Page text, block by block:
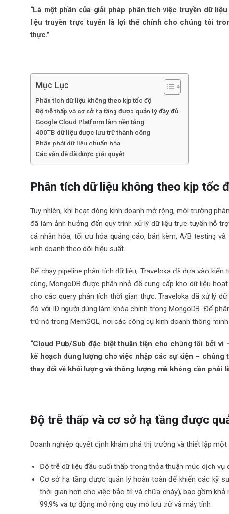
“Là một phần của giải pháp phân tích việc truyền dữ
liệu truyền trực tuyến là lợi thế chính cho chúng tôi
thực.”
Mục Lục
Phân tích dữ liệu không theo kịp tốc độ
Độ trễ thấp và cơ sở hạ tầng được quản lý đầy đủ
Google Cloud Platform làm nền tảng
400TB dữ liệu được lưu trữ thành công
Phân phát dữ liệu chuẩn hóa
Các vấn đề đã được giải quyết
Phân tích dữ liệu không theo kịp tốc
Tuy nhiên, khi hoạt động kinh doanh mở rộng, môi trường
đã làm ảnh hưởng đến quy trình xử lý dữ liệu trực tuyến hỗ
cá nhân hóa, tối ưu hóa quảng cáo, bán kèm, A/B testing
kinh doanh theo dõi hiệu suất.
Để chạy pipeline phân tích dữ liệu, Traveloka đã dựa vào
dùng, MongoDB được phân nhỏ để cung cấp kho dữ liệu
cho các query phân tích thời gian thực. Traveloka đã xử lý
đó với ID người dùng làm khóa chính trong MongoDB. Để
trữ nó trong MemSQL, nơi các công cụ kinh doanh thông
“Cloud Pub/Sub đặc biệt thuận tiện cho chúng tôi bởi
kế hoạch dung lượng cho việc nhập các sự kiện –
thay đổi về khối lượng và thông lượng mà không cần phải
Độ trễ thấp và cơ sở hạ tầng được
Doanh nghiệp quyết định khám phá thị trường và thiết lập
Độ trễ dữ liệu đầu cuối thấp trong thỏa thuận mức dịch vụ
Cơ sở hạ tầng được quản lý hoàn toàn để khiến các kỹ
thời gian hơn cho việc bảo trì và chữa cháy), bao gồm
99,9% và tự động mở rộng quy mô lưu trữ và máy tính